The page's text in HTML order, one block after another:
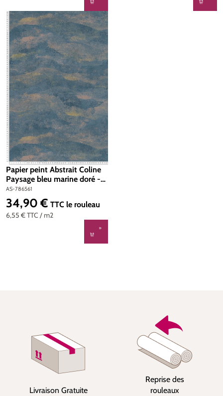
Papier peint Abstrait Coline
Paysage bleu marine doré -
Metropolitan Stories 4 Hot
Spots d'A.S. Création | Réf.
AS-786561
AS-786561
6,55 €TTC / m2
Prix régulier :
34,90 € TTC le rouleau
Livraison Gratuite
Reprise des
rouleaux